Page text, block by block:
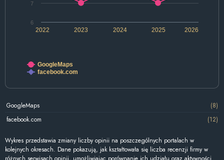
2022 2024 2026
2023 2025
6
7
GoogleMaps
facebook.com
GoogleMaps
(8)
facebook.com
(12)
Wykres przedstawia zmiany liczby opinii na poszczególnych portalach w
kolejnych okresach. Dane pokazują, jak kształtowała się liczba recenzji firmy w